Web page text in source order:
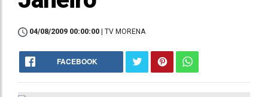
04/08/2009 00:00:00 | TV MORENA
FACEBOOK